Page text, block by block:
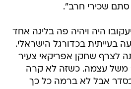
שכירי חרב".
היה ויהיה פה בליגה אחד
בעייתית בכדורגל הישראלי.
לצרף שחקן אפריקאי צעיר
משל עצמה. כשזה לא קרה
בסדר אבל לא ברמה כל כך